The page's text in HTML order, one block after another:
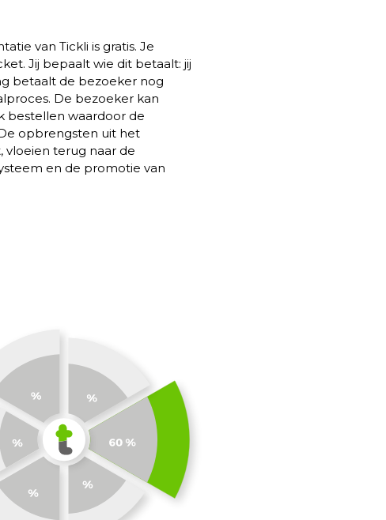
van Tickli is gratis. Je
Jij bepaalt wie dit betaalt: jij
betaalt de bezoeker nog
De bezoeker kan
bestellen waardoor de
opbrengsten uit het
vloeien terug naar de
en de promotie van